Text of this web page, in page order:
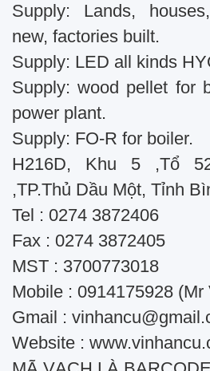
Supply: Lands,
new, factories built.
Supply: LED all kinds
Supply: wood pellet for
power plant.
Supply: FO-R for boiler.
H216D, Khu 5 ,Tổ
,TP.Thủ Dầu Một, Tỉnh
Tel : 0274 3872406
Fax : 0274 3872405
MST : 3700773018
Mobile : 0914175928 (Mr
Gmail :
Website :